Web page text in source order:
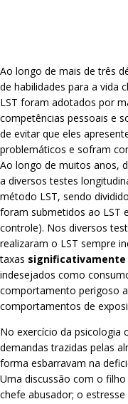
Ao longo de mais de três
de habilidades para a vida
LST foram adotados por
competências pessoais e
de evitar que eles
problemáticos e sofram
Ao longo de muitos anos,
a diversos testes
método LST, sendo
foram submetidos ao LST
controle). Nos diversos
realizaram o LST sempre
taxas significativamente
indesejados como
comportamento perigoso
comportamentos de
No exercício da psicologia
demandas trazidas pelas
forma esbarravam na
Uma discussão com o
chefe abusador; o